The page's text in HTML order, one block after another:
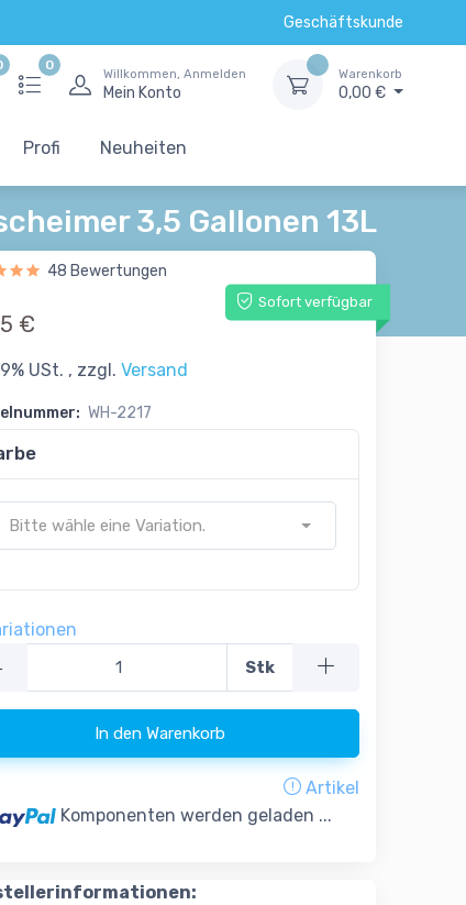
Geschäftskunde
0
Willkommen, Anmelden
Mein Konto
Warenkorb
0,00 €
Profi Neuheiten
3,5 Gallonen 13L
48 Bewertungen
Sofort verfügbar
€
USt. , zzgl. Versand
WH-2217
Bitte wähle eine Variation.
Stk
In den Warenkorb
Artikel
Komponenten werden geladen ...